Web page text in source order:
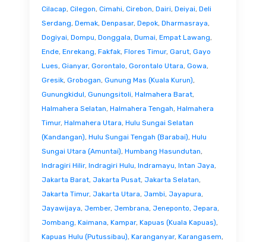
Cilacap, Cilegon, Cimahi, Cirebon, Dairi, Deiyai, Deli
Serdang, Demak, Denpasar, Depok, Dharmasraya,
Dogiyai, Dompu, Donggala, Dumai, Empat Lawang,
Ende, Enrekang, Fakfak, Flores Timur, Garut, Gayo
Lues, Gianyar, Gorontalo, Gorontalo Utara, Gowa,
Gresik, Grobogan, Gunung Mas (Kuala Kurun),
Gunungkidul, Gunungsitoli, Halmahera Barat,
Halmahera Selatan, Halmahera Tengah, Halmahera
Timur, Halmahera Utara, Hulu Sungai Selatan
(Kandangan), Hulu Sungai Tengah (Barabai), Hulu
Sungai Utara (Amuntai), Humbang Hasundutan,
Indragiri Hilir, Indragiri Hulu, Indramayu, Intan Jaya,
Jakarta Barat, Jakarta Pusat, Jakarta Selatan,
Jakarta Timur, Jakarta Utara, Jambi, Jayapura,
Jayawijaya, Jember, Jembrana, Jeneponto, Jepara,
Jombang, Kaimana, Kampar, Kapuas (Kuala Kapuas),
Kapuas Hulu (Putussibau), Karanganyar, Karangasem,